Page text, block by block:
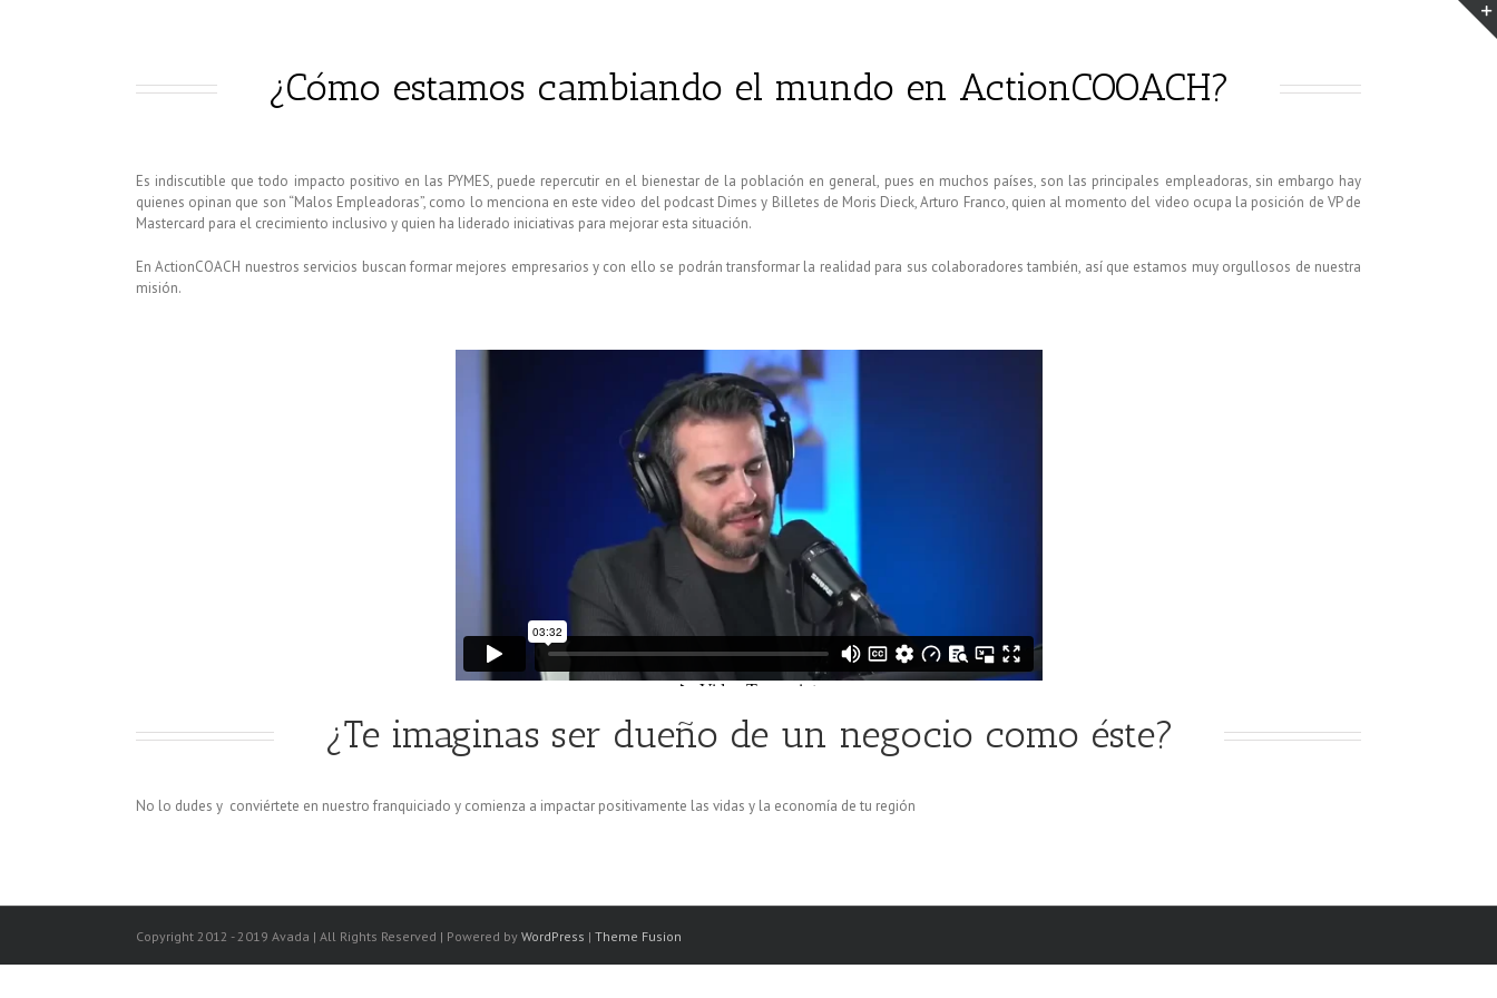
¿Cómo estamos cambiando el mundo en ActionCOOACH?
Es indiscutible que todo impacto positivo en las PYMES, puede repercutir en el bienestar de la población en general, pues en muchos países, son las principales empleadoras, sin embargo hay
quienes opinan que son “Malos Empleadoras”, como lo menciona en este video del podcast Dimes y Billetes de Moris Dieck, Arturo Franco, quien al momento del video ocupa la posición de VP de
Mastercard para el crecimiento inclusivo y quien ha liderado iniciativas para mejorar esta situación.
En ActionCOACH nuestros servicios buscan formar mejores empresarios y con ello se podrán transformar la realidad para sus colaboradores también, así que estamos muy orgullosos de nuestra
misión.
¿Te imaginas ser dueño de un negocio como éste?
No lo dudes y conviértete en nuestro franquiciado y comienza a impactar positivamente las vidas y la economía de tu región
Copyright 2012 - 2019 Avada | All Rights Reserved | Powered by WordPress | Theme Fusion